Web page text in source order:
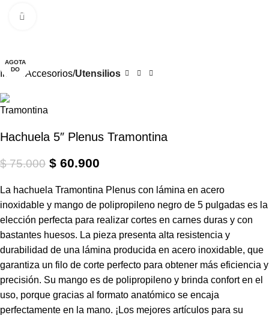
Menú
AGOTA
DO
Inicio Accesorios Utensilios
Hachuela 5″ Plenus Tramontina
$75.000 $ 60.900
La hachuela Tramontina Plenus con lámina en acero
inoxidable y mango de polipropileno negro de 5 pulgadas es la
elección perfecta para realizar cortes en carnes duras y con
bastantes huesos. La pieza presenta alta resistencia y
durabilidad de una lámina producida en acero inoxidable, que
garantiza un filo de corte perfecto para obtener más eficiencia y
precisión. Su mango es de polipropileno y brinda confort en el
uso, porque gracias al formato anatómico se encaja
perfectamente en la mano. ¡Los mejores artículos para su